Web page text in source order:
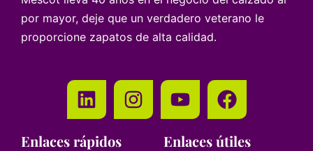
por mayor, deje que un verdadero veterano le
proporcione zapatos de alta calidad.
Enlaces rápidos Enlaces útiles